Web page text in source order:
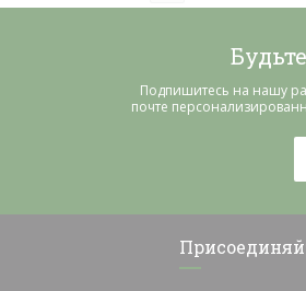
Подпишитесь на нашу
почте